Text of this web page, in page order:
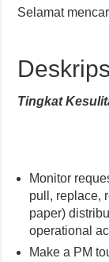
Selamat
Tingkat
Monitor
pull, replace,
paper)
operational
Make a PM